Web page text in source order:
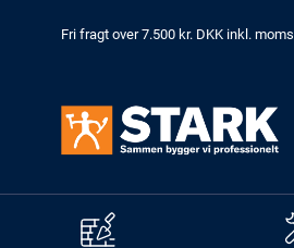
Fri fragt over 7.500 kr. DKK inkl. moms